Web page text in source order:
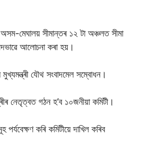
মেঘালয় সীমান্তৰ ১২ টা অঞ্চলত সীমা
আলোচনা কৰা হয়।
যৌথ সংবাদমেল সম্বোধন।
নেতৃত্বত গঠন হ’ব ১০জনীয়া কমিটী।
কৰি কমিটীয়ে দাখিল কৰিব